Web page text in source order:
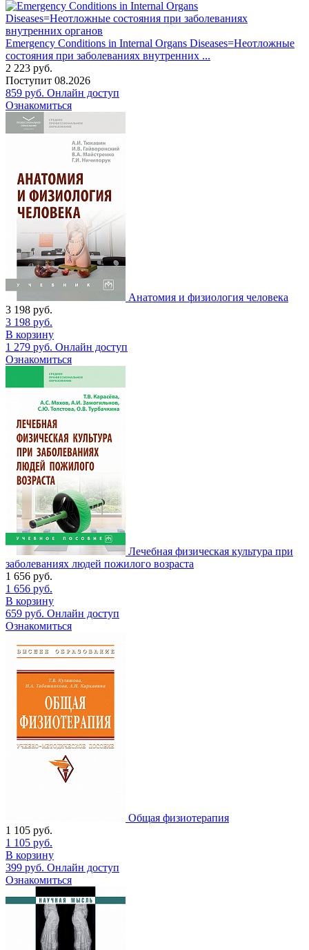
Emergency Conditions in Internal Organs Diseases=Неотложные
состояния при заболеваниях внутренних ...
2 223 руб.
Поступит 08.2026
859 руб. Онлайн доступ
Ознакомиться
Анатомия и физиология человека
3 198 руб.
3 198 руб.
В корзину
1 279 руб. Онлайн доступ
Ознакомиться
Лечебная физическая культура при
заболеваниях людей пожилого возраста
1 656 руб.
1 656 руб.
В корзину
659 руб. Онлайн доступ
Ознакомиться
Общая физиотерапия
1 105 руб.
1 105 руб.
В корзину
399 руб. Онлайн доступ
Ознакомиться